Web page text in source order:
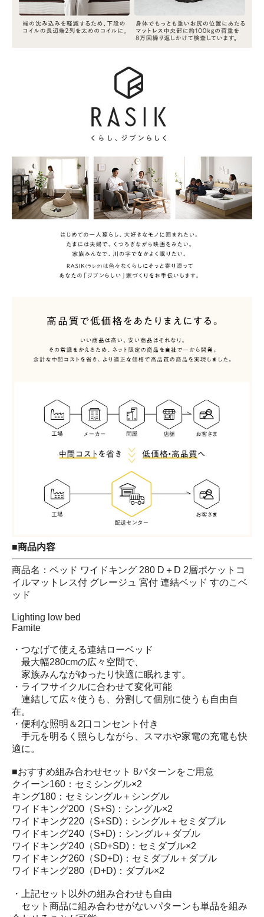
■商品内容
商品名：ベッド ワイドキング 280 D＋D 2層ポケットコ
イルマットレス付 グレージュ 宮付 連結ベッド すのこベ
ッド
Lighting low bed
Famite
・つなげて使える連結ローベッド
最大幅280cmの広々空間で、
家族みんながゆったり快適に眠れます。
・ライフサイクルに合わせて変化可能
連結して広々使うも、分割して個別に使うも自由自
在。
・便利な照明＆2口コンセント付き
手元を明るく照らしながら、スマホや家電の充電も快
適に。
■おすすめ組み合わせセット 8パターンをご用意
クイーン160：セミシングル×2
キング180：セミシングル＋シングル
ワイドキング200（S+S)：シングル×2
ワイドキング220（S+SD)：シングル＋セミダブル
ワイドキング240（S+D)：シングル＋ダブル
ワイドキング240（SD+SD)：セミダブル×2
ワイドキング260（SD+D)：セミダブル＋ダブル
ワイドキング280（D+D)：ダブル×2
・上記セット以外の組み合わせも自由
セット商品に組み合わせがないパターンも単品を組み